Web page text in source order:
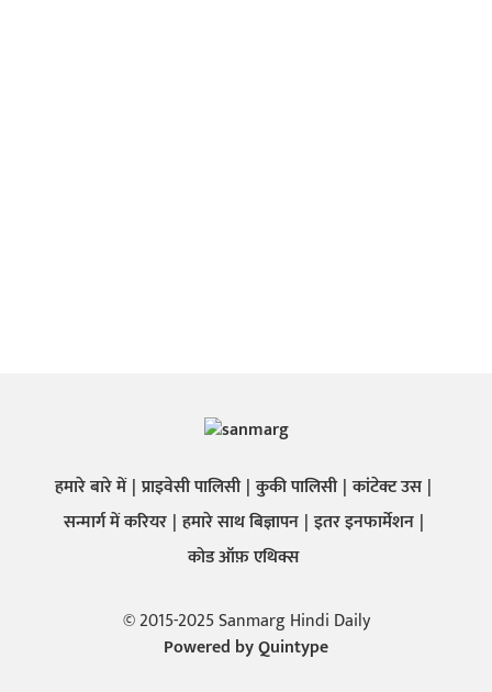
हमारे बारे में प्राइवेसी पालिसी कुकी पालिसी कांटेक्ट उस
सन्मार्ग में करियर हमारे साथ बिज्ञापन इतर इनफार्मेशन
कोड ऑफ़ एथिक्स
© 2015-2025 Sanmarg Hindi Daily
Powered byQuintype